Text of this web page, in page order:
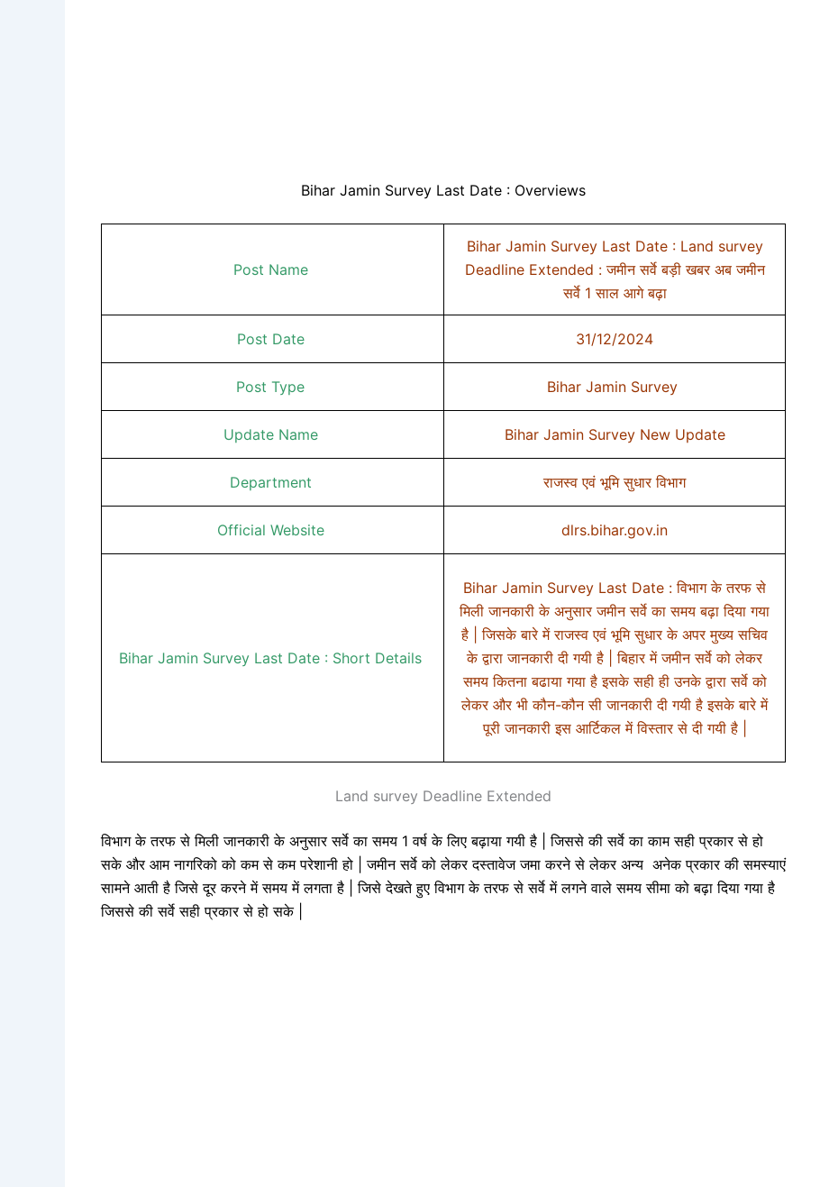
Bihar Jamin Survey Last Date : Overviews
Post Name
Bihar Jamin Survey Last Date : Land survey
Deadline Extended : जमीन सर्वे बड़ी खबर अब जमीन
सर्वे 1 साल आगे बढ़ा
Post Date 31/12/2024
Post Type Bihar Jamin Survey
Update Name Bihar Jamin Survey New Update
Department राजस्व एवं भूमि सुधार विभाग
Official Website dlrs.bihar.gov.in
Bihar Jamin Survey Last Date : Short Details
Bihar Jamin Survey Last Date : विभाग के तरफ से
मिली जानकारी के अनुसार जमीन सर्वे का समय बढ़ा दिया गया
है | जिसके बारे में राजस्व एवं भूमि सुधार के अपर मुख्य सचिव
के द्वारा जानकारी दी गयी है | बिहार में जमीन सर्वे को लेकर
समय कितना बढाया गया है इसके सही ही उनके द्वारा सर्वे को
लेकर और भी कौन-कौन सी जानकारी दी गयी है इसके बारे में
पूरी जानकारी इस आर्टिकल में विस्तार से दी गयी है |
Land survey Deadline Extended
विभाग के तरफ से मिली जानकारी के अनुसार सर्वे का समय 1 वर्ष के लिए बढ़ाया गयी है | जिससे की सर्वे का काम सही प्रकार से हो
सके और आम नागरिको को कम से कम परेशानी हो | जमीन सर्वे को लेकर दस्तावेज जमा करने से लेकर अन्य अनेक प्रकार की समस्याएं
सामने आती है जिसे दूर करने में समय में लगता है | जिसे देखते हुए विभाग के तरफ से सर्वे में लगने वाले समय सीमा को बढ़ा दिया गया है
जिससे की सर्वे सही प्रकार से हो सके |